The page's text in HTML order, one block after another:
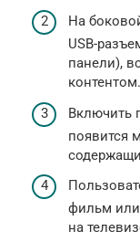
На
USB-
панели),
контентом.
Включить
появится
фильм
на